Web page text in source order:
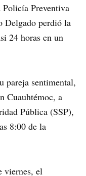
Policía Preventiva
Delgado perdió la
24 horas en un
pareja sentimental,
Cuauhtémoc, a
Pública (SSP),
8:00 de la
viernes, el